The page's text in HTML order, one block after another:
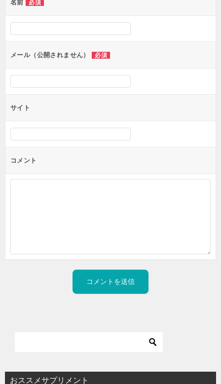
ー
シ
ン
名前 必須
メール（公開されません） 必須
サイト
コメント
おススメサプリメント